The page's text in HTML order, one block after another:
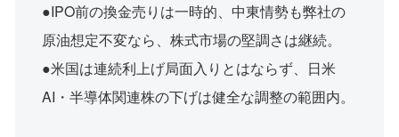
●IPO前の換金売りは一時的、中東情勢も弊社の
原油想定不変なら、株式市場の堅調さは継続。
●米国は連続利上げ局面入りとはならず、日米
AI・半導体関連株の下げは健全な調整の範囲内。